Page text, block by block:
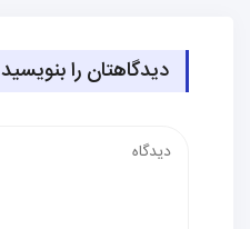
دیدگاهتان را بنویسید